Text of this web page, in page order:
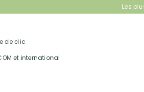
Les
de clic
et international